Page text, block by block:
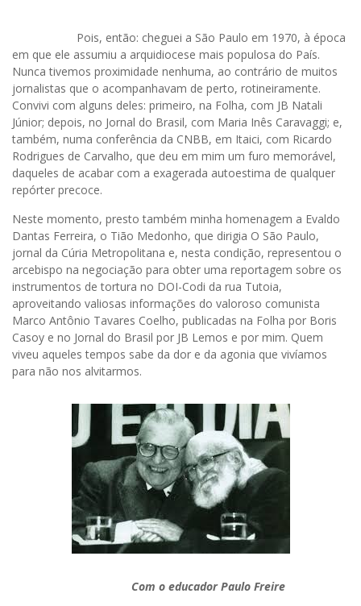
Pois, então: cheguei a São Paulo em 1970, à época
em que ele assumiu a arquidiocese mais populosa do País.
Nunca tivemos proximidade nenhuma, ao contrário de muitos
jornalistas que o acompanhavam de perto, rotineiramente.
Convivi com alguns deles: primeiro, na Folha, com JB Natali
Júnior; depois, no Jornal do Brasil, com Maria Inês Caravaggi; e,
também, numa conferência da CNBB, em Itaici, com Ricardo
Rodrigues de Carvalho, que deu em mim um furo memorável,
daqueles de acabar com a exagerada autoestima de qualquer
repórter precoce.
Neste momento, presto também minha homenagem a Evaldo
Dantas Ferreira, o Tião Medonho, que dirigia O São Paulo,
jornal da Cúria Metropolitana e, nesta condição, representou o
arcebispo na negociação para obter uma reportagem sobre os
instrumentos de tortura no DOI-Codi da rua Tutoia,
aproveitando valiosas informações do valoroso comunista
Marco Antônio Tavares Coelho, publicadas na Folha por Boris
Casoy e no Jornal do Brasil por JB Lemos e por mim. Quem
viveu aqueles tempos sabe da dor e da agonia que vivíamos
para não nos alvitarmos.
Com o educador Paulo Freire